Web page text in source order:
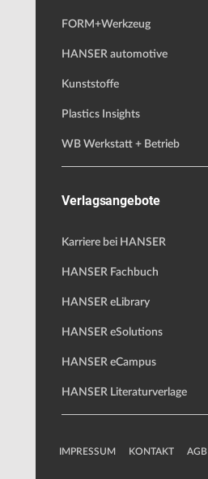
FORM+Werkzeug
HANSER automotive
Kunststoffe
Plastics Insights
WB Werkstatt + Betrieb
Verlagsangebote
Karriere bei HANSER
HANSER Fachbuch
HANSER eLibrary
HANSER eSolutions
HANSER eCampus
HANSER Literaturverlage
IMPRESSUM KONTAKT AGB